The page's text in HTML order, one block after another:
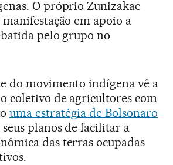
O próprio Zunizakae
manifestação em apoio a
pelo grupo no
do movimento indígena vê a
coletivo de agricultores com
uma estratégia de Bolsonaro
planos de facilitar a
das terras ocupadas